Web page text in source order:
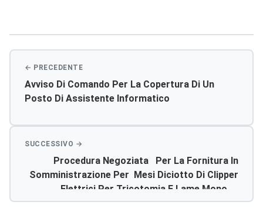
Avviso Di Comando Per La Copertura Di Un
Posto Di Assistente Informatico
Procedura Negoziata Per La Fornitura In
Somministrazione Per Mesi Diciotto Di Clipper
Elettrici Per Tricotomia E Lame Monoso
Rotanti E Fisse Per Le Uu.oo. Dei Pp.oo.